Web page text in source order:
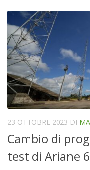
23 OTTOBRE 2023 DI
Cambio di
test di Ariane 6